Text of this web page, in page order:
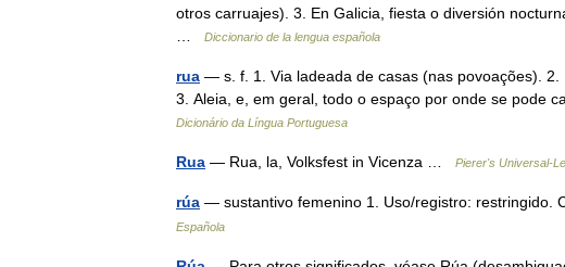
otros carruajes). 3. En Galicia, fiesta o diversión
Diccionario de la lengua española
rua — s. f. 1. Via ladeada de casas (nas povoações).
3. Aleia, e, em geral, todo o espaço por onde se pode
Dicionário da Língua Portuguesa
Rua — Rua, la, Volksfest in Vicenza … Pierer's Universal-
rúa — sustantivo femenino 1. Uso/registro: restringido.
Española